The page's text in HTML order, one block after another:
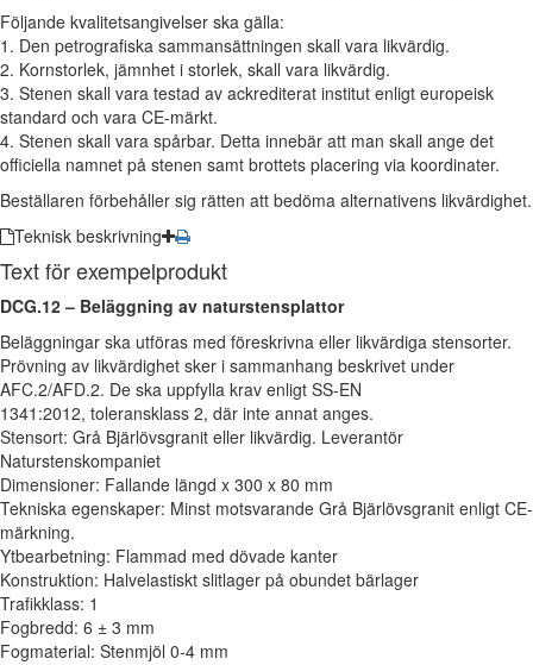
Följande kvalitetsangivelser ska gälla:
1. Den petrografiska sammansättningen skall vara likvärdig.
2. Kornstorlek, jämnhet i storlek, skall vara likvärdig.
3. Stenen skall vara testad av ackrediterat institut enligt europeisk
standard och vara CE-märkt.
4. Stenen skall vara spårbar. Detta innebär att man skall ange det
officiella namnet på stenen samt brottets placering via koordinater.
Beställaren förbehåller sig rätten att bedöma alternativens likvärdighet.
Teknisk beskrivning
Text för exempelprodukt
DCG.12 – Beläggning av naturstensplattor
Beläggningar ska utföras med föreskrivna eller likvärdiga stensorter.
Prövning av likvärdighet sker i sammanhang beskrivet under
AFC.2/AFD.2. De ska uppfylla krav enligt SS-EN
1341:2012, toleransklass 2, där inte annat anges.
Stensort: Grå Bjärlövsgranit eller likvärdig. Leverantör
Naturstenskompaniet
Dimensioner: Fallande längd x 300 x 80 mm
Tekniska egenskaper: Minst motsvarande Grå Bjärlövsgranit enligt CE-
märkning.
Ytbearbetning: Flammad med dövade kanter
Konstruktion: Halvelastiskt slitlager på obundet bärlager
Trafikklass: 1
Fogbredd: 6 ± 3 mm
Fogmaterial: Stenmjöl 0-4 mm